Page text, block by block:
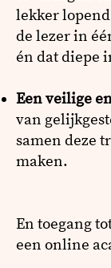
lekker
de lezer in
én dat diepe
Een veilige
van
samen deze
maken.
En toegang
een online